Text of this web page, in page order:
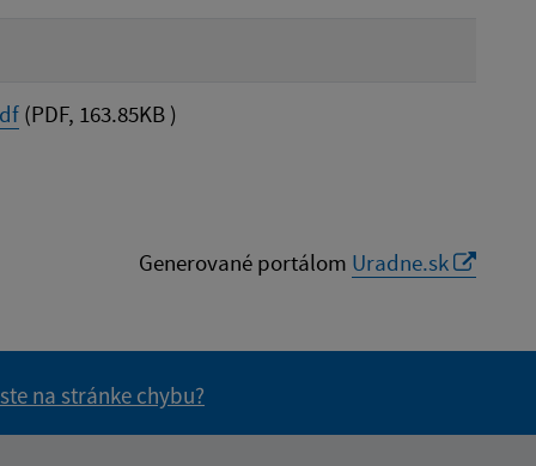
(PDF, 163.85KB )
Generované portálom Uradne.sk
na stránke chybu?